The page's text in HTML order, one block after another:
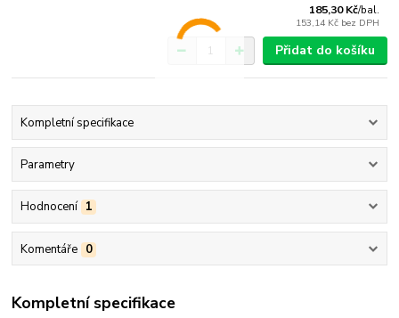
185,30 Kč/bal.
153,14 Kč bez DPH
Přidat do košíku
Kompletní specifikace
Parametry
Hodnocení 1
Komentáře 0
Kompletní specifikace